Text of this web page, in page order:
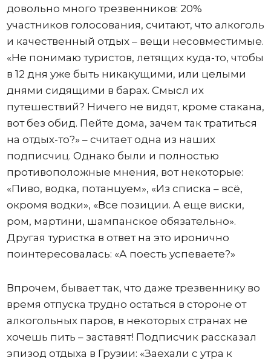
довольно много трезвенников: 20%
участников голосования, считают, что алкоголь
и качественный отдых – вещи несовместимые.
«Не понимаю туристов, летящих куда-то, чтобы
в 12 дня уже быть никакущими, или целыми
днями сидящими в барах. Смысл их
путешествий? Ничего не видят, кроме стакана,
вот без обид. Пейте дома, зачем так тратиться
на отдых-то?» – считает одна из наших
подписчиц. Однако были и полностью
противоположные мнения, вот некоторые:
«Пиво, водка, потанцуем», «Из списка – всё,
окромя водки», «Все позиции. А еще виски,
ром, мартини, шампанское обязательно».
Другая туристка в ответ на это иронично
поинтересовалась: «А поесть успеваете?»
Впрочем, бывает так, что даже трезвеннику во
время отпуска трудно остаться в стороне от
алкогольных паров, в некоторых странах не
хочешь пить – заставят! Подписчик рассказал
эпизод отдыха в Грузии: «Заехали с утра к